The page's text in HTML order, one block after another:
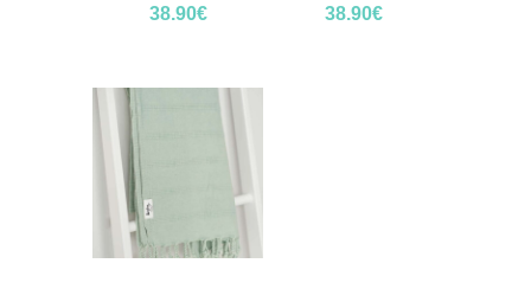
38.90€ 38.90€